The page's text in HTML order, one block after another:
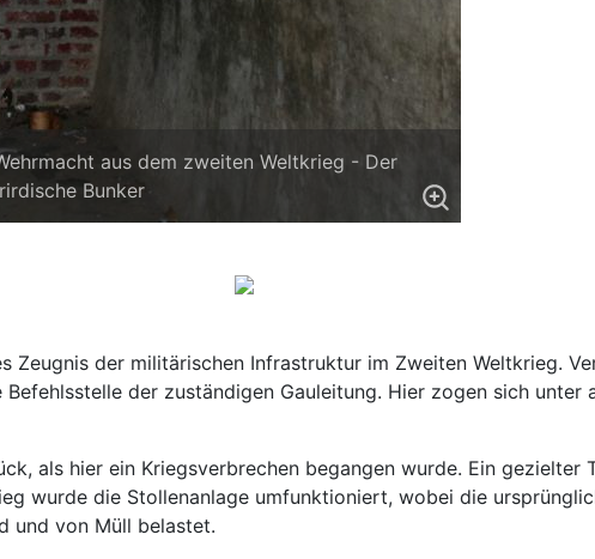
aus dem zweiten Weltkrieg - Der
Bunker
Zeugnis der militärischen Infrastruktur im Zweiten Weltkrieg.
der zuständigen Gauleitung. Hier zogen sich
als hier ein Kriegsverbrechen begangen wurde. Ein
wurde die Stollenanlage umfunktioniert, wobei die
und von Müll belastet.